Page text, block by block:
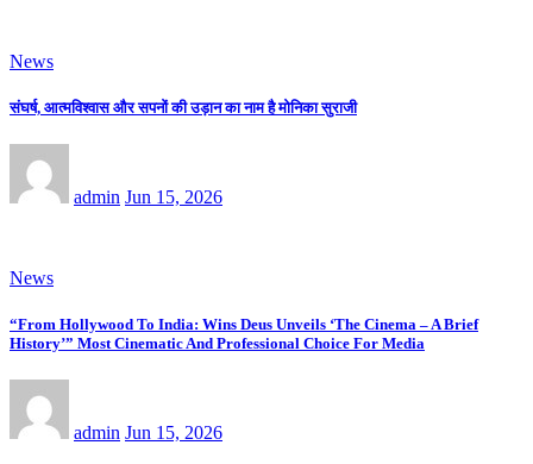
News
संघर्ष, आत्मविश्वास और सपनों की उड़ान का नाम है मोनिका सुराजी
admin Jun 15, 2026
News
“From Hollywood To India: Wins Deus Unveils ‘The Cinema – A Brief
History’” Most Cinematic And Professional Choice For Media
admin Jun 15, 2026